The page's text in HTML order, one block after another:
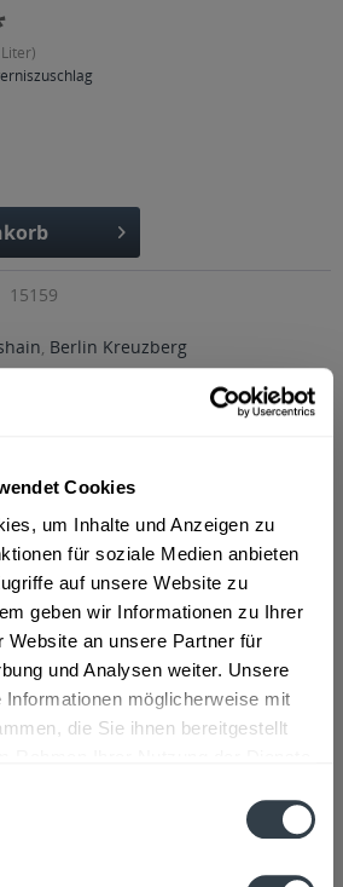
Cookies
um Inhalte und Anzeigen zu
für soziale Medien anbieten
auf unsere Website zu
geben wir Informationen zu Ihrer
Website an unsere Partner für
und Analysen weiter. Unsere
Informationen möglicherweise mit
die Sie ihnen bereitgestellt
15159
, Berlin Kreuzberg
PET - Mehrweg
1 - 1,5 l
Grapefruitsaft* (4,5%),
mehr
Grapefruitsaft* (4,5%),
Acesulfam K, Aspartam** und
Vitamin C, Niacin, Vitamin E,